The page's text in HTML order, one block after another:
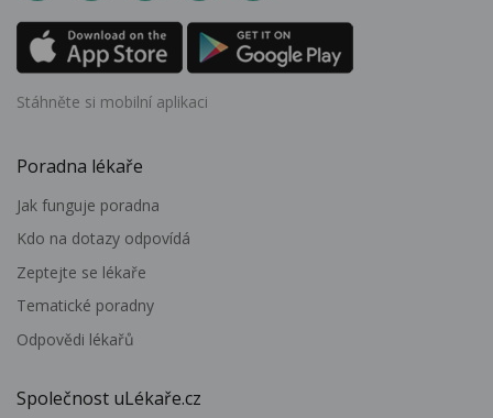
Stáhněte si mobilní aplikaci
Poradna lékaře
Jak funguje poradna
Kdo na dotazy odpovídá
Zeptejte se lékaře
Tematické poradny
Odpovědi lékařů
Společnost uLékaře.cz